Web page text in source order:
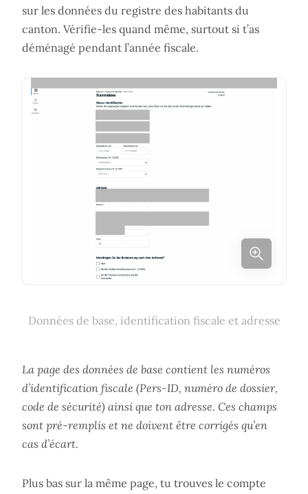
sur les données du registre des habitants du
canton. Vérifie-les quand même, surtout si t’as
déménagé pendant l’année fiscale.
Données de base, identification fiscale et adresse
La page des données de base contient les numéros
d’identification fiscale (Pers-ID, numéro de dossier,
code de sécurité) ainsi que ton adresse. Ces champs
sont pré-remplis et ne doivent être corrigés qu’en
cas d’écart.
Plus bas sur la même page, tu trouves le compte